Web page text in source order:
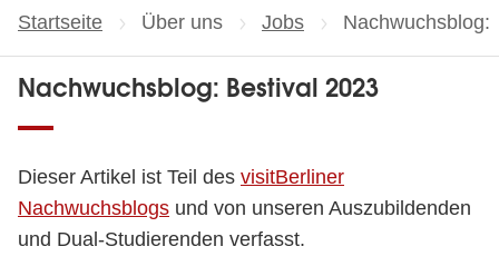
Startseite Über uns Jobs Aktuelle Seite:
Nachwuchsblog:
Nachwuchsblog: Bestival 2023
Dieser Artikel ist Teil des visitBerliner
Nachwuchsblogs und von unseren Auszubildenden
und Dual-Studierenden verfasst.